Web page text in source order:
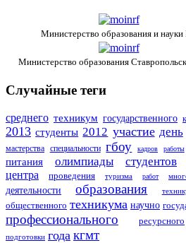
Министерство образования и
Министерство образования
Случайные теги
среднего техникум государственного
2013 студенты 2012 участие день
мастерства специальности гбоу кадров работы
питания олимпиады студентов
центра проведения туризма работ
деятельности образования
общественного техникума научно
профессионального ресурсного
подготовки года кгмт